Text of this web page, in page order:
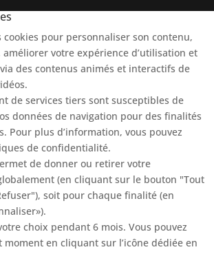
pour personnaliser son contenu,
votre expérience d’utilisation et
des contenus animés et interactifs de
de services tiers sont susceptibles de
données de navigation pour des finalités
Pour plus d’information, vous pouvez
de confidentialité.
de donner ou retirer votre
(en cliquant sur le bouton "Tout
soit pour chaque finalité (en
choix pendant 6 mois. Vous pouvez
moment en cliquant sur l’icône dédiée en